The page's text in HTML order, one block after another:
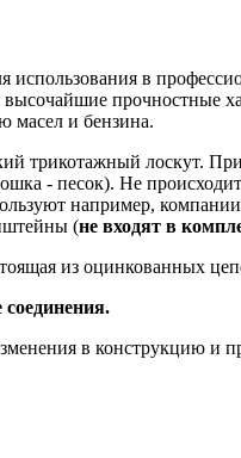
использования в
прочностные
масел и бензина.
трикотажный лоскут.
- песок). Не
например,
(не входят в
из оцинкованных
в конструкцию